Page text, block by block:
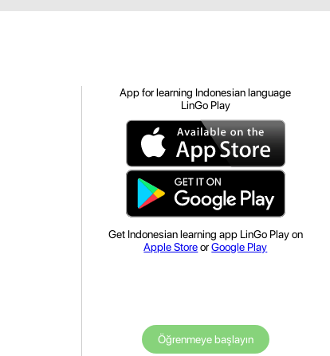
App for learning Indonesian language
LinGo Play
Get Indonesian learning app LinGo Play on
Apple StoreorGoogle Play
Öğrenmeye başlayın